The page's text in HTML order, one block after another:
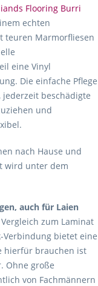
Flooring Burri
echten
teuren Marmorfliesen
eine Vinyl
Die einfache Pflege
beschädigte
und
nach Hause und
wird unter dem
auch für Laien
zum Laminat
Verbindung bietet eine
hierfür brauchen ist
Ohne große
von Fachmännern